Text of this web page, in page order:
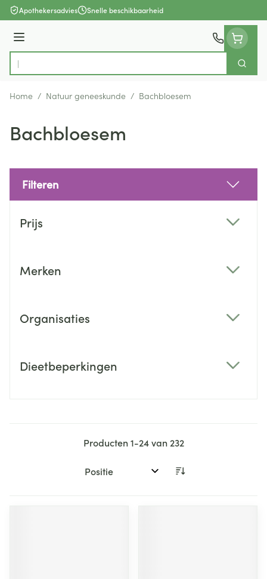
Ga naar de inhoud
Apothekersadvies Snelle beschikbaarheid
Menu
Product, merk, categorie...
Zoek
Home / Natuur geneeskunde / Bachbloesem
Bachbloesem
Filteren
Prijs
Merken
Organisaties
Dieetbeperkingen
Producten1-24van 232
Sorteer op: